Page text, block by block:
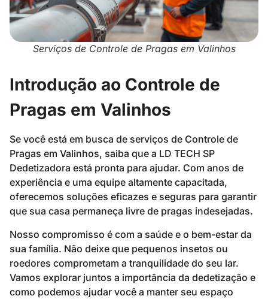
Serviços de Controle de Pragas em Valinhos
Introdução ao Controle de
Pragas em Valinhos
Se você está em busca de serviços de Controle de
Pragas em Valinhos, saiba que a LD TECH SP
Dedetizadora está pronta para ajudar. Com anos de
experiência e uma equipe altamente capacitada,
oferecemos soluções eficazes e seguras para garantir
que sua casa permaneça livre de pragas indesejadas.
Nosso compromisso é com a saúde e o bem-estar da
sua família. Não deixe que pequenos insetos ou
roedores comprometam a tranquilidade do seu lar.
Vamos explorar juntos a importância da dedetização e
como podemos ajudar você a manter seu espaço